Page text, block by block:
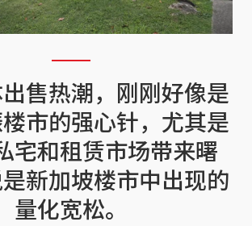
售热潮，刚刚好像是
市的强心针，尤其是
宅和租赁市场带来曙
新加坡楼市中出现的
量化宽松。